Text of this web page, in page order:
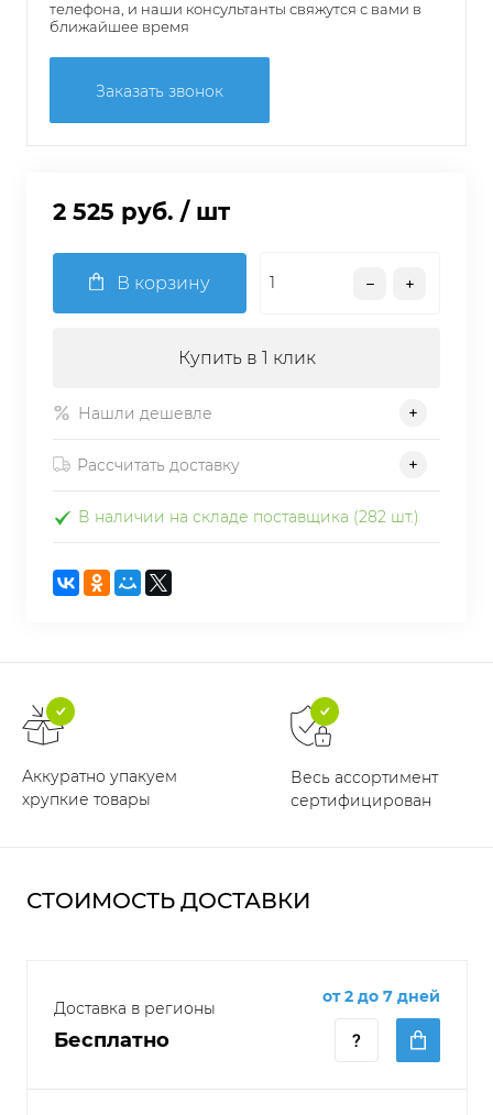
телефона, и наши консультанты свяжутся с вами в
ближайшее время
Заказать звонок
2 525 руб. / шт
В корзину
Купить в 1 клик
Нашли дешевле
Рассчитать доставку
В наличии на складе поставщика (282 шт.)
Аккуратно упакуем
хрупкие товары
Весь ассортимент
сертифицирован
СТОИМОСТЬ ДОСТАВКИ
Доставка в регионы
Бесплатно
от 2 до 7 дней